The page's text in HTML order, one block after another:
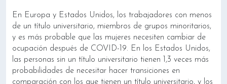
En Europa y Estados Unidos, los trabajadores con menos
de un título universitario, miembros de grupos minoritarios,
y es más probable que las mujeres necesiten cambiar de
ocupación después de COVID-19. En los Estados Unidos,
las personas sin un título universitario tienen 1,3 veces más
probabilidades de necesitar hacer transiciones en
comparación con los que tienen un título universitario, y los